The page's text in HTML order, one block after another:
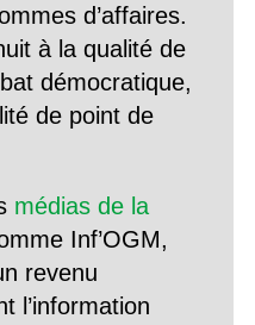
d’affaires.
à la qualité de
démocratique,
de point de
médias de la
Inf’OGM,
revenu
l’information